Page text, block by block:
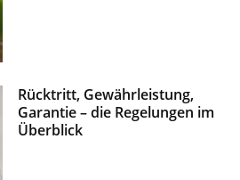
Rücktritt, Gewährleistung,
Garantie – die Regelungen im
Überblick